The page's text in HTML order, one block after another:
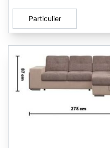
Particulier